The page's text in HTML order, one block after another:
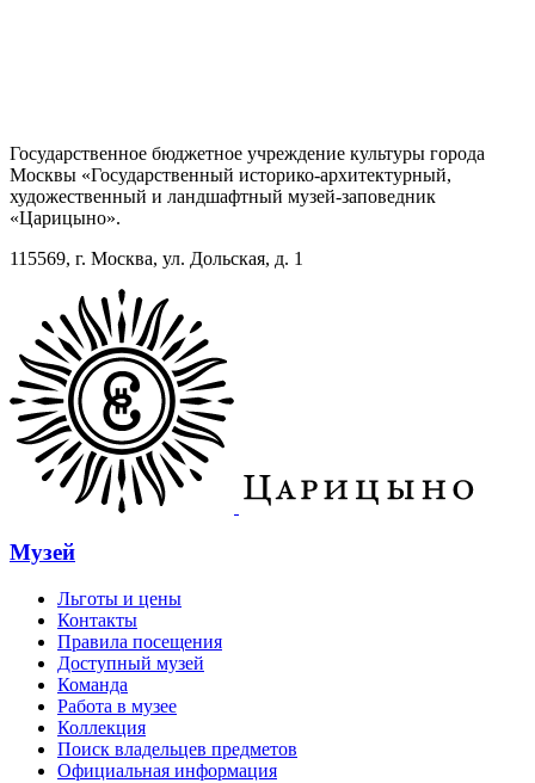
Государственное бюджетное учреждение культуры города
Москвы «Государственный историко-архитектурный,
художественный и ландшафтный музей-заповедник
«Царицыно».
115569, г. Москва, ул. Дольская, д. 1
Музей
Льготы и цены
Контакты
Правила посещения
Доступный музей
Команда
Работа в музее
Коллекция
Поиск владельцев предметов
Официальная информация